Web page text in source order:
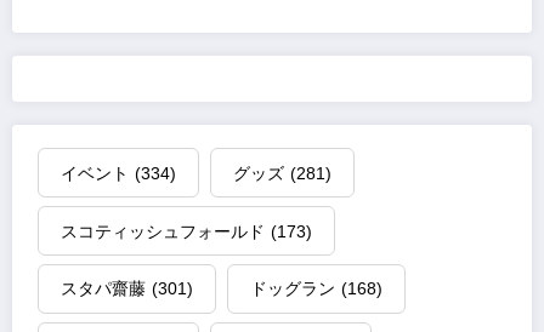
イベント (334) グッズ (281)
スコティッシュフォールド (173)
スタパ齋藤 (301) ドッグラン (168)